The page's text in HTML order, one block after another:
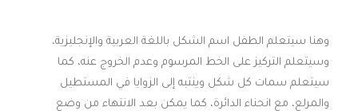
وهنا سيتعلم الطفل اسم الشكل باللغة العربية والإنجليزية،
وسيتعلم التركيز على الخط المرسوم وعدم الخروج عنه، كما
سيتعلم سمات كل شكل وينتبه إلى الزوايا في المستطيل
والمرلع، مع انحناء الدائرة، كما يمكن بعد الانتهاء من وضع